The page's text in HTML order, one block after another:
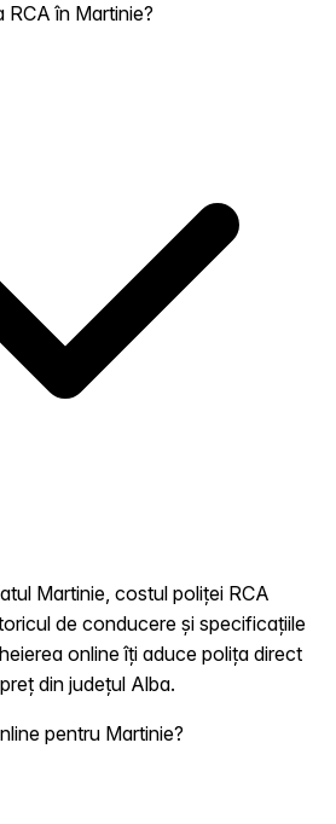
în Martinie?
Martinie, costul poliței RCA
de conducere și specificațiile
online îți aduce polița direct
din județul Alba.
pentru Martinie?